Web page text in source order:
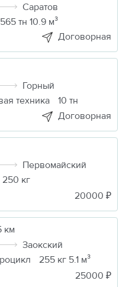
Саратов
тн 10.9 м³
Договорная
Горный
техника
10 тн
Договорная
Первомайский
250 кг
20000 ₽
км
Заокский
255 кг 5.1 м³
25000 ₽